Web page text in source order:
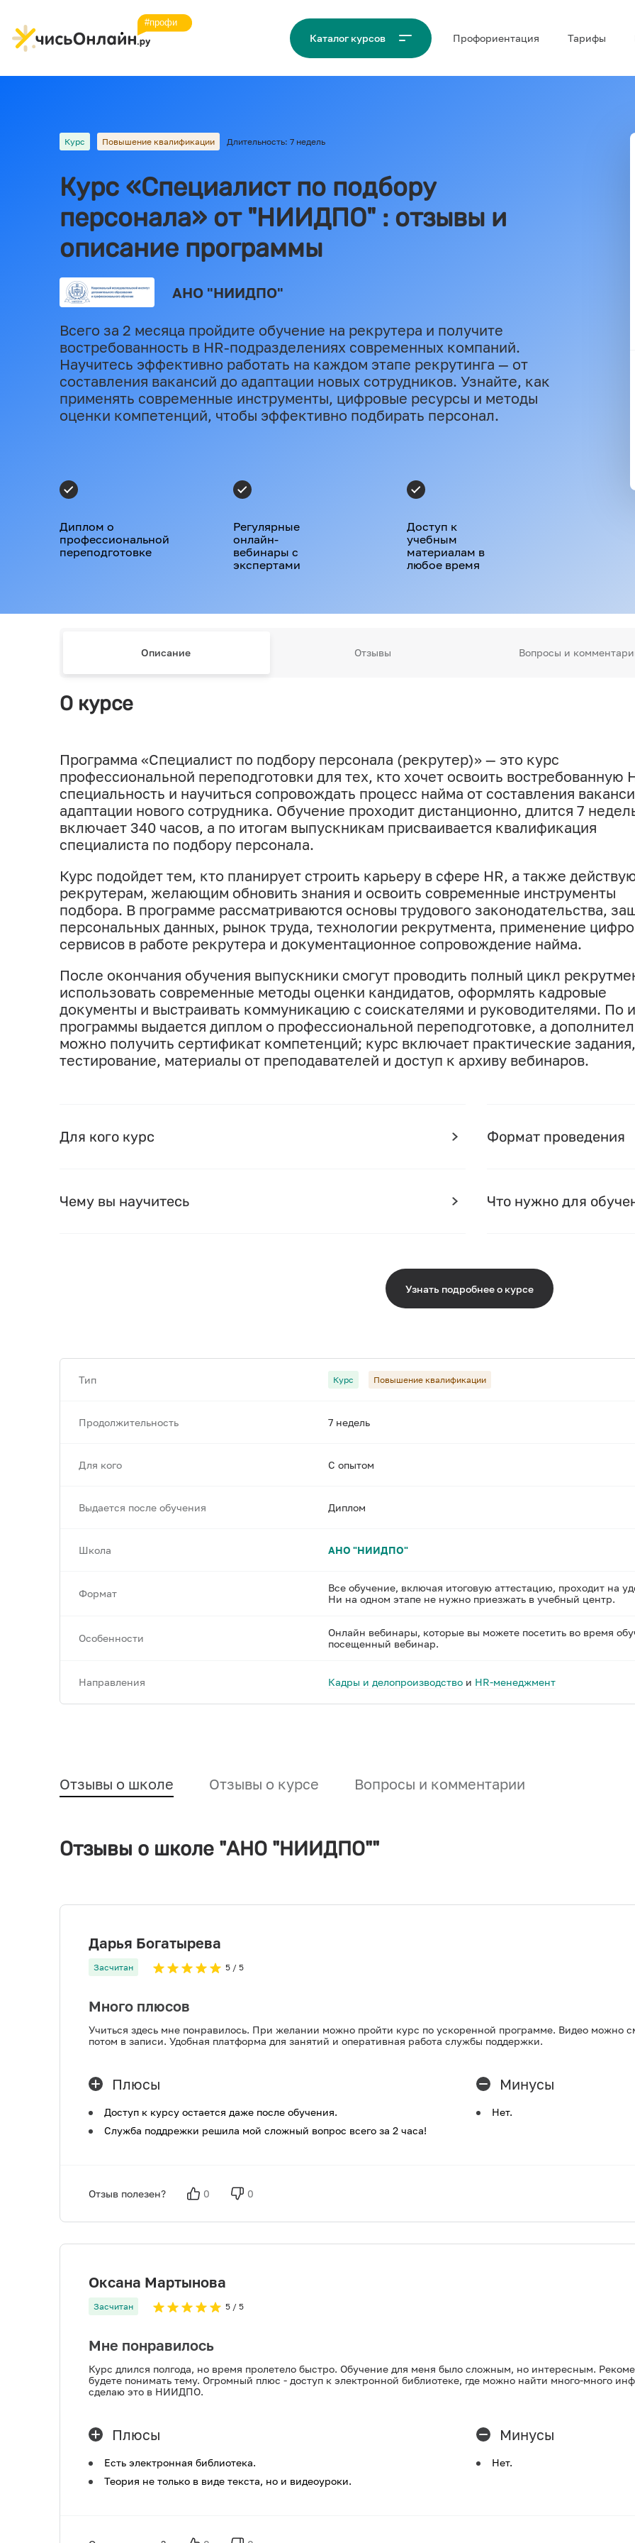
Каталог курсов Проф‌ориентация Тарифы
Курс Повышение квалификации Длительность: 7 недель
Курс «Специалист по подбору
персонала» от "НИИДПО" : отзывы и
описание программы
АНО "НИИДПО"
Всего за 2 месяца пройдите обучение на рекрутера и получите
востребованность в HR‑подразделениях современных компаний.
Научитесь эффективно работать на каждом этапе рекрутинга — от
составления вакансий до адаптации новых сотрудников. Узнайте, как
применять современные инструменты, цифровые ресурсы и методы
оценки компетенций, чтобы эффективно подбирать персонал.
Диплом о
профессиональной
переподготовке
Регулярные
онлайн-
вебинары с
экспертами
Доступ к
учебным
материалам в
любое время
Описание Отзывы Вопросы и
О курсе
Программа «Специалист по подбору персонала (рекрутер)» — это курс
профессиональной переподготовки для тех, кто хочет освоить востребованную
специальность и научиться сопровождать процесс найма от составления
адаптации нового сотрудника. Обучение проходит дистанционно, длится 7
включает 340 часов, а по итогам выпускникам присваивается квалификация
специалиста по подбору персонала.
Курс подойдет тем, кто планирует строить карьеру в сфере HR, а также
рекрутерам, желающим обновить знания и освоить современные инструменты
подбора. В программе рассматриваются основы трудового законодательства,
персональных данных, рынок труда, технологии рекрутмента, применение
сервисов в работе рекрутера и документационное сопровождение найма.
После окончания обучения выпускники смогут проводить полный цикл
использовать современные методы оценки кандидатов, оформлять кадровые
документы и выстраивать коммуникацию с соискателями и руководителями. По
программы выдается диплом о профессиональной переподготовке, а
можно получить сертификат компетенций; курс включает практические задания,
тестирование, материалы от преподавателей и доступ к архиву вебинаров.
Для кого курс
Чему вы научитесь
Формат проведения
Что нужно для
Узнать подробнее о курсе
Тип Курс Повышение квалификации
Продолжительность 7 недель
Для кого С опытом
Выдается после обучения Диплом
Школа АНО "НИИДПО"
Формат
Все обучение, включая итоговую аттестацию, проходит на
Ни на одном этапе не нужно приезжать в учебный центр.
Особенности
Онлайн вебинары, которые вы можете посетить во время
посещенный вебинар.
Направления Кадры и делопроизводство и HR-менеджмент
Отзывы о школе Отзывы о курсе Вопросы и комментарии
Отзывы о школе "АНО "НИИДПО""
Дарья Богатырева
Засчитан 5 / 5
Много плюсов
Учиться здесь мне понравилось. При желании можно пройти курс по ускоренной программе. Видео можно
потом в записи. Удобная платформа для занятий и оперативная работа службы поддержки.
Плюсы
Доступ к курсу остается даже после обучения.
Служба поддрежки решила мой сложный вопрос всего за 2 часа!
Минусы
Нет.
Отзыв полезен? 0 0
Оксана Мартынова
Засчитан 5 / 5
Мне понравилось
Курс длился полгода, но время пролетело быстро. Обучение для меня было сложным, но интересным.
будете понимать тему. Огромный плюс - доступ к электронной библиотеке, где можно найти много-много
сделаю это в НИИДПО.
Плюсы
Есть электронная библиотека.
Теория не только в виде текста, но и видеоуроки.
Минусы
Нет.